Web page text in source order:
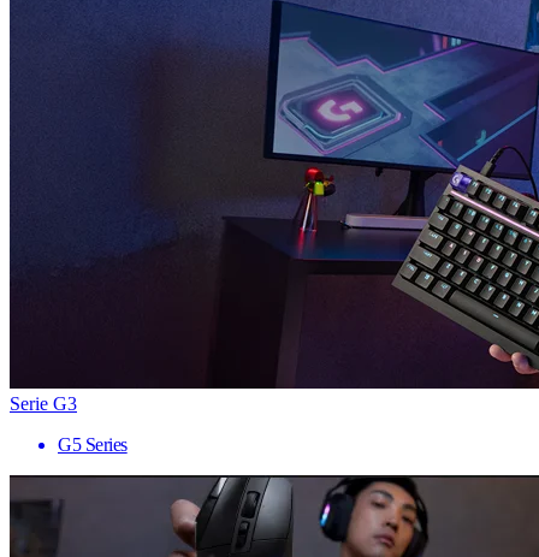
Serie G3
G5 Series